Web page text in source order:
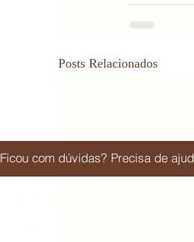
Posts Relacionados
Ficou com dúvidas? Precisa de